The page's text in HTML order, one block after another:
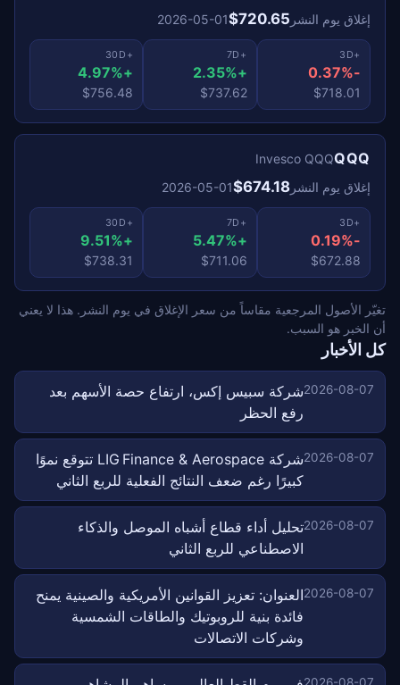
إغلاق يوم النشر $720.65
2026-05-01
+3D
-0.37%
$718.01
+7D
+2.35%
$737.62
+30D
+4.97%
$756.48
QQQ
Invesco QQQ
إغلاق يوم النشر $674.18
2026-05-01
+3D
-0.19%
$672.88
+7D
+5.47%
$711.06
+30D
+9.51%
$738.31
تغيّر الأصول المرجعية مقاساً من سعر الإغلاق في يوم النشر. هذا لا يعني
أن الخبر هو السبب.
كل الأخبار
2026-08-07شركة سبيس إكس، ارتفاع حصة الأسهم بعد
رفع الحظر
2026-08-07
شركة LIG Finance & Aerospace تتوقع نموًا
كبيرًا رغم ضعف النتائج الفعلية للربع الثاني
2026-08-07تحليل أداء قطاع أشباه الموصل والذكاء
الاصطناعي للربع الثاني
2026-08-07العنوان: تعزيز القوانين الأمريكية والصينية يمنح
فائدة بنية للروبوتيك والطاقات الشمسية
وشركات الاتصالات